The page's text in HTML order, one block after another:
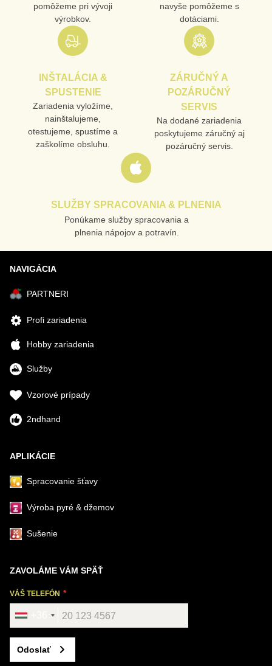
pomôžeme pri vývoji
výrobkov.
navyše pomôžeme s
dotáciami.
INŠTALÁCIA &
SPUSTENIE
Zariadenia vyložíme,
nainštalujeme,
otestujeme, spustíme a
zaškolíme obsluhu.
ZÁRUČNÝ A
POZÁRUČNÝ
SERVIS
Na dodané zariadenia
poskytujeme záručný aj
pozáručný servis.
SLUŽBY SPRACOVANIA & PLNENIA
Ponúkame služby spracovania a
plnenia nápojov a potravín.
NAVIGÁCIA
PARTNERI
Profi zariadenia
Hobby zariadenia
Služby
Vzorové prípady
2ndhand
APLIKÁCIE
Spracovanie šťavy
Výroba pyré & džemov
Sušenie
ZAVOLÁME VÁM SPÄŤ
VÁŠ TELEFÓN
Odoslať